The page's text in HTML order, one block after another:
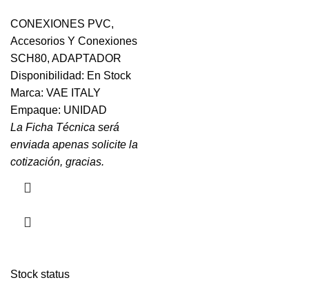
Stock status
CONEXIONES PVC,
Accesorios Y Conexiones
SCH80, ADAPTADOR
Disponibilidad: En Stock
Marca: VAE ITALY
Empaque: UNIDAD
La Ficha Técnica será
enviada apenas solicite la
cotización, gracias.